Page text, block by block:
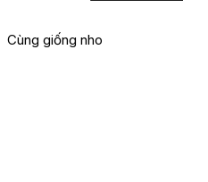
Cùng giống nho